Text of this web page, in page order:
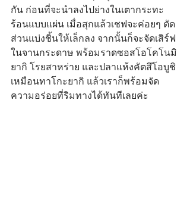
กัน ก่อนที่จะนำลงไปย่างในเตากระทะ
ร้อนแบบแผ่น เมื่อสุกแล้วเชฟจะค่อยๆ ตัด
ส่วนแบ่งชิ้นให้เล็กลง จากนั้นก็จะจัดเสิร์ฟ
ในจานกระดาษ พร้อมราดซอสโอโคโนมิ
ยากิ โรยสาหร่าย และปลาแห้งคัตสึโอบูชิ
เหมือนทาโกะยากิ แล้วเราก็พร้อมจัด
ความอร่อยที่ริมทางได้ทันทีเลยค่ะ